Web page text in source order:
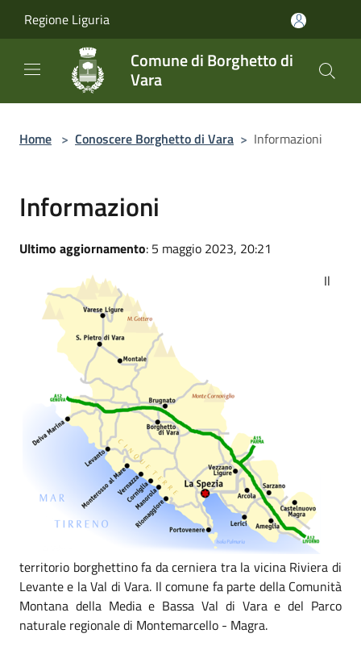
Regione Liguria
Comune di Borghetto di
Vara
Home > Conoscere Borghetto di Vara > Informazioni
Informazioni
Ultimo aggiornamento: 5 maggio 2023, 20:21
Il
territorio borghettino fa da cerniera tra la vicina Riviera di
Levante e la Val di Vara. Il comune fa parte della Comunità
Montana della Media e Bassa Val di Vara e del Parco
naturale regionale di Montemarcello - Magra.